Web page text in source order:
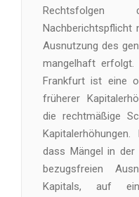
Nachberichtspflicht
Ausnutzung des
mangelhaft
Frankfurt ist eine
früherer
die rechtmäßige
dass Mängel in
bezugsfreien
Kapitals, auf